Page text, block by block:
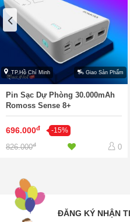
TP.Hồ Chí Minh Giao Sản Phẩm
Pin Sạc Dự Phòng 30.000mAh
Romoss Sense 8+
696.000đ -15%
826.000đ 0
ĐĂNG KÝ NHẬN